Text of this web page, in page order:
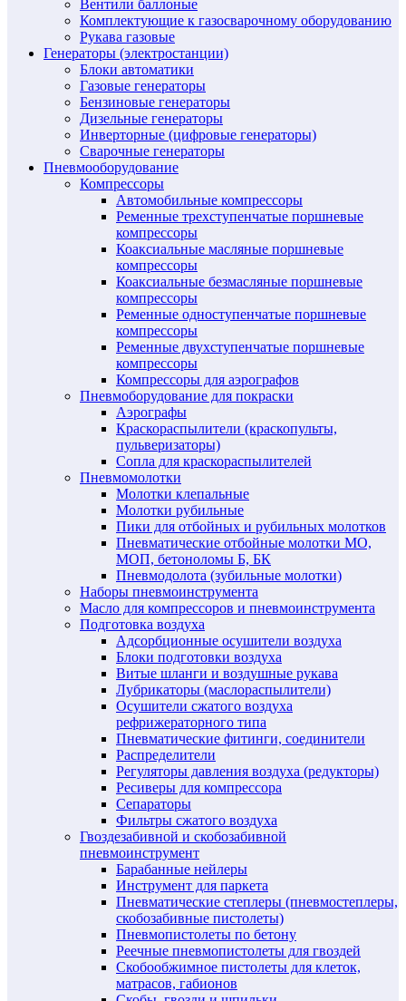
Вентили баллоные
Комплектующие к газосварочному оборудованию
Рукава газовые
Генераторы (электростанции)
Блоки автоматики
Газовые генераторы
Бензиновые генераторы
Дизельные генераторы
Инверторные (цифровые генераторы)
Сварочные генераторы
Пневмооборудование
Компрессоры
Автомобильные компрессоры
Ременные трехступенчатые поршневые
компрессоры
Коаксиальные масляные поршневые
компрессоры
Коаксиальные безмасляные поршневые
компрессоры
Ременные одноступенчатые поршневые
компрессоры
Ременные двухступенчатые поршневые
компрессоры
Компрессоры для аэрографов
Пневмоборудование для покраски
Аэрографы
Краскораспылители (краскопульты,
пульверизаторы)
Сопла для краскораспылителей
Пневмомолотки
Молотки клепальные
Молотки рубильные
Пики для отбойных и рубильных молотков
Пневматические отбойные молотки МО,
МОП, бетоноломы Б, БК
Пневмодолота (зубильные молотки)
Наборы пневмоинструмента
Масло для компрессоров и пневмоинструмента
Подготовка воздуха
Адсорбционные осушители воздуха
Блоки подготовки воздуха
Витые шланги и воздушные рукава
Лубрикаторы (маслораспылители)
Осушители сжатого воздуха
рефрижераторного типа
Пневматические фитинги, соединители
Распределители
Регуляторы давления воздуха (редукторы)
Ресиверы для компрессора
Сепараторы
Фильтры сжатого воздуха
Гвоздезабивной и скобозабивной
пневмоинструмент
Барабанные нейлеры
Инструмент для паркета
Пневматические степлеры (пневмостеплеры,
скобозабивные пистолеты)
Пневмопистолеты по бетону
Реечные пневмопистолеты для гвоздей
Скобообжимное пистолеты для клеток,
матрасов, габионов